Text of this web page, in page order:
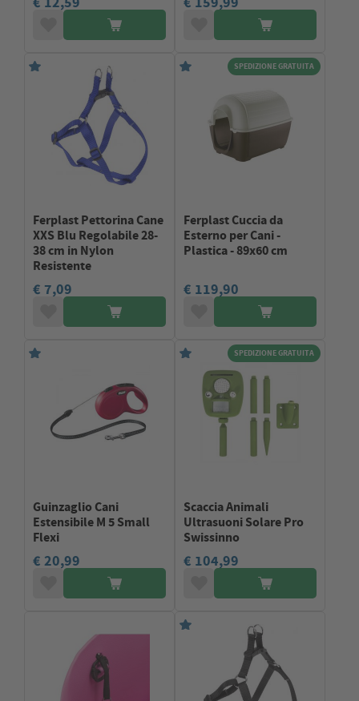
Ferplast Pettorina Cane
XXS Blu Regolabile 28-
38 cm in Nylon
Resistente
€ 7,09
SPEDIZIONE GRATUITA
Ferplast Cuccia da
Esterno per Cani -
Plastica - 89x60 cm
€ 119,90
Guinzaglio Cani
Estensibile M 5 Small
Flexi
€ 20,99
SPEDIZIONE GRATUITA
Scaccia Animali
Ultrasuoni Solare Pro
Swissinno
€ 104,99